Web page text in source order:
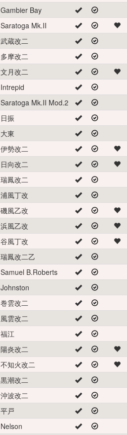
Gambier Bay
Saratoga Mk.II
武蔵改二
多摩改二
文月改二
Intrepid
Saratoga Mk.II Mod.2
日振
大東
伊勢改二
日向改二
瑞鳳改二
浦風丁改
磯風乙改
浜風乙改
谷風丁改
瑞鳳改二乙
Samuel B.Roberts
Johnston
巻雲改二
風雲改二
福江
陽炎改二
不知火改二
黒潮改二
沖波改二
平戸
Nelson